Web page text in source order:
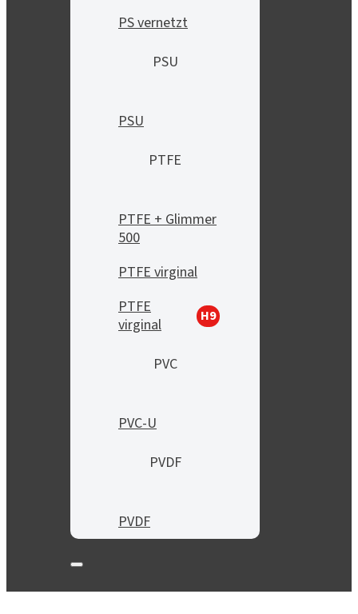
PS vernetzt
PSU
PSU
PTFE
PTFE + Glimmer
500
PTFE virginal
PTFE
virginal
H9
PVC
PVC-U
PVDF
PVDF